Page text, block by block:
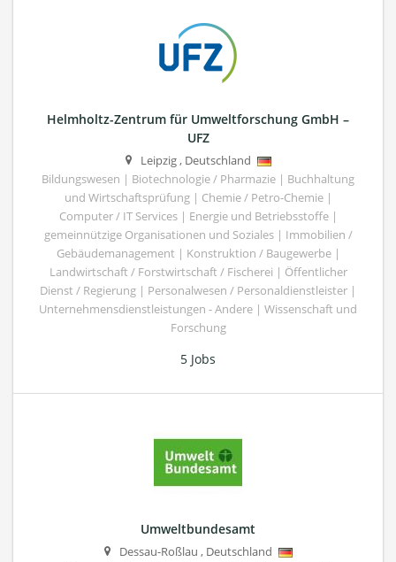
Helmholtz-Zentrum für Umweltforschung GmbH –
UFZ
Leipzig, Deutschland
Bildungswesen | Biotechnologie / Pharmazie | Buchhaltung
und Wirtschaftsprüfung | Chemie / Petro-Chemie |
Computer / IT Services | Energie und Betriebsstoffe |
gemeinnützige Organisationen und Soziales | Immobilien /
Gebäudemanagement | Konstruktion / Baugewerbe |
Landwirtschaft / Forstwirtschaft / Fischerei | Öffentlicher
Dienst / Regierung | Personalwesen / Personaldienstleister |
Unternehmensdienstleistungen - Andere | Wissenschaft und
Forschung
5 Jobs
Umweltbundesamt
Dessau-Roßlau , Deutschland